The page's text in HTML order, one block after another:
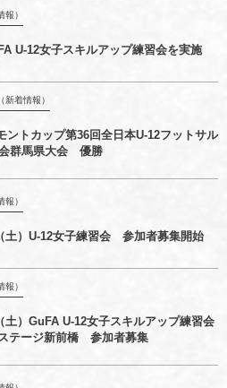
報）
U-12女子スキルアップ練習会を実施
新着情報）
ントカップ第36回全日本U-12フットサル
群馬県大会 優勝
報）
土）U-12女子練習会 参加者募集開始
報）
土）GuFA U-12女子スキルアップ練習会
テージ新前橋 参加者募集